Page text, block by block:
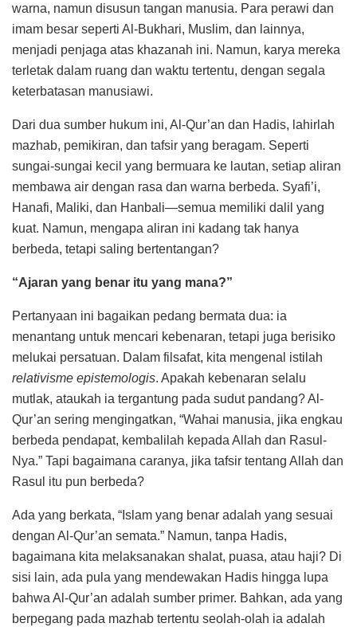
warna, namun disusun tangan manusia. Para perawi dan
imam besar seperti Al-Bukhari, Muslim, dan lainnya,
menjadi penjaga atas khazanah ini. Namun, karya mereka
terletak dalam ruang dan waktu tertentu, dengan segala
keterbatasan manusiawi.
Dari dua sumber hukum ini, Al-Qur’an dan Hadis, lahirlah
mazhab, pemikiran, dan tafsir yang beragam. Seperti
sungai-sungai kecil yang bermuara ke lautan, setiap aliran
membawa air dengan rasa dan warna berbeda. Syafi’i,
Hanafi, Maliki, dan Hanbali—semua memiliki dalil yang
kuat. Namun, mengapa aliran ini kadang tak hanya
berbeda, tetapi saling bertentangan?
“Ajaran yang benar itu yang mana?”
Pertanyaan ini bagaikan pedang bermata dua: ia
menantang untuk mencari kebenaran, tetapi juga berisiko
melukai persatuan. Dalam filsafat, kita mengenal istilah
relativisme epistemologis. Apakah kebenaran selalu
mutlak, ataukah ia tergantung pada sudut pandang? Al-
Qur’an sering mengingatkan, “Wahai manusia, jika engkau
berbeda pendapat, kembalilah kepada Allah dan Rasul-
Nya.” Tapi bagaimana caranya, jika tafsir tentang Allah dan
Rasul itu pun berbeda?
Ada yang berkata, “Islam yang benar adalah yang sesuai
dengan Al-Qur’an semata.” Namun, tanpa Hadis,
bagaimana kita melaksanakan shalat, puasa, atau haji? Di
sisi lain, ada pula yang mendewakan Hadis hingga lupa
bahwa Al-Qur’an adalah sumber primer. Bahkan, ada yang
berpegang pada mazhab tertentu seolah-olah ia adalah